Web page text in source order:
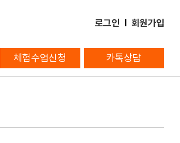
로그인 l 회원가입
체험수업신청 카톡상담